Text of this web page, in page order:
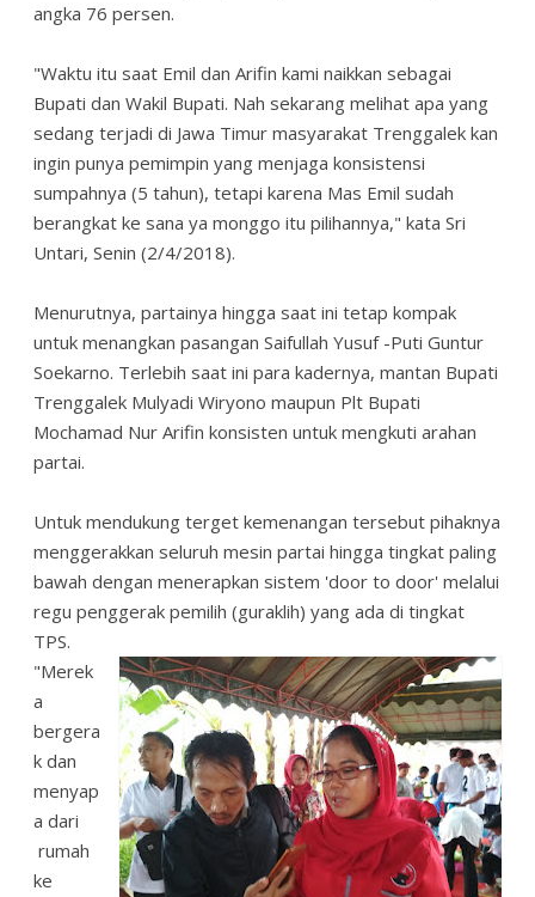
angka 76 persen.
"Waktu itu saat Emil dan Arifin kami naikkan sebagai
Bupati dan Wakil Bupati. Nah sekarang melihat apa yang
sedang terjadi di Jawa Timur masyarakat Trenggalek kan
ingin punya pemimpin yang menjaga konsistensi
sumpahnya (5 tahun), tetapi karena Mas Emil sudah
berangkat ke sana ya monggo itu pilihannya," kata Sri
Untari, Senin (2/4/2018).
Menurutnya, partainya hingga saat ini tetap kompak
untuk menangkan pasangan Saifullah Yusuf -Puti Guntur
Soekarno. Terlebih saat ini para kadernya, mantan Bupati
Trenggalek Mulyadi Wiryono maupun Plt Bupati
Mochamad Nur Arifin konsisten untuk mengkuti arahan
partai.
Untuk mendukung terget kemenangan tersebut pihaknya
menggerakkan seluruh mesin partai hingga tingkat paling
bawah dengan menerapkan sistem 'door to door' melalui
regu penggerak pemilih (guraklih) yang ada di tingkat
TPS.
"Merek
a
bergera
k dan
menyap
a dari
rumah
ke